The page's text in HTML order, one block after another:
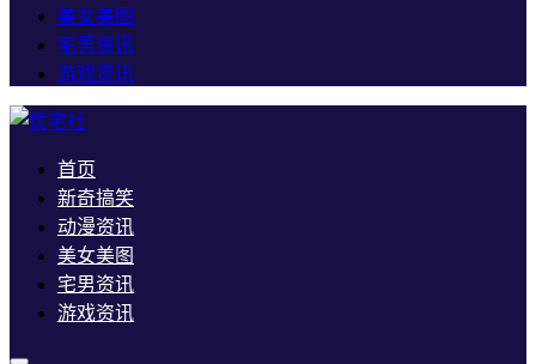
美女美图
宅男资讯
游戏资讯
首页
新奇搞笑
动漫资讯
美女美图
宅男资讯
游戏资讯